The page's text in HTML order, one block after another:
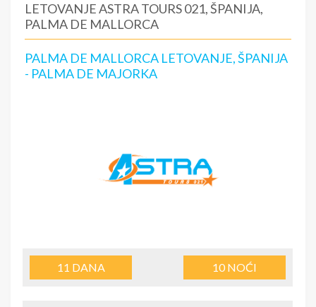
LETOVANJE ASTRA TOURS 021, ŠPANIJA,
PALMA DE MALLORCA
PALMA DE MALLORCA LETOVANJE, ŠPANIJA
- PALMA DE MAJORKA
11 DANA 10NOĆI